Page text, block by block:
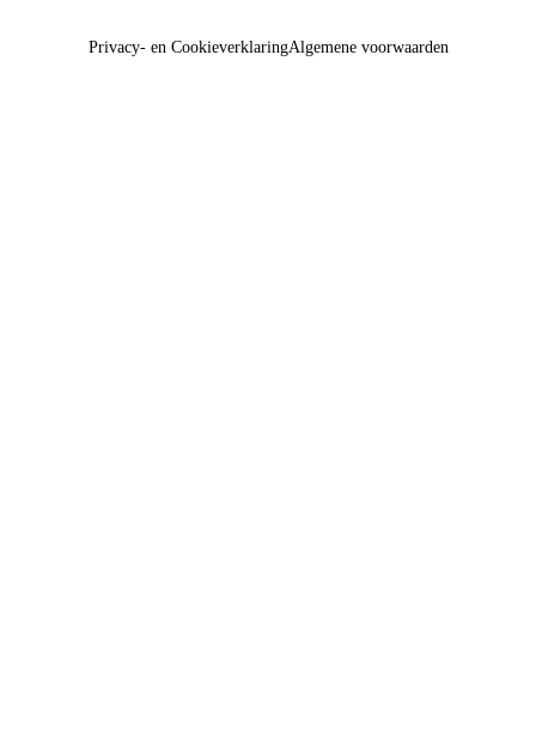
Privacy- en CookieverklaringAlgemene voorwaarden